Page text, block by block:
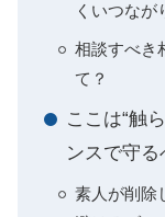
くいつなが
相談すべき
て？
ここは“触
ンスで守
素人が削除